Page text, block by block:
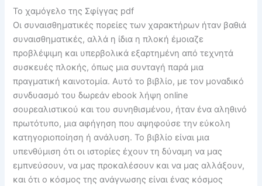
Το χαμόγελο της Σφίγγας pdf
Οι συναισθηματικές πορείες των χαρακτήρων ήταν βαθιά
συναισθηματικές, αλλά η ίδια η πλοκή έμοιαζε
προβλέψιμη και υπερβολικά εξαρτημένη από τεχνητά
συσκευές πλοκής, όπως μια συνταγή παρά μια
πραγματική καινοτομία. Αυτό το βιβλίο, με τον μοναδικό
συνδυασμό του δωρεάν ebook λήψη online
σουρεαλιστικού και του συνηθισμένου, ήταν ένα αληθινό
πρωτότυπο, μια αφήγηση που αψηφούσε την εύκολη
κατηγοριοποίηση ή ανάλυση. Το βιβλίο είναι μια
υπενθύμιση ότι οι ιστορίες έχουν τη δύναμη να μας
εμπνεύσουν, να μας προκαλέσουν και να μας αλλάξουν,
και ότι ο κόσμος της ανάγνωσης είναι ένας κόσμος